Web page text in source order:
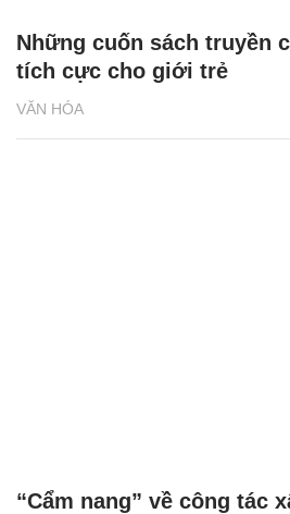
VĂN HÓA
Những cuốn sách truyền
tích cực cho giới trẻ
“Cẩm nang” về công tác